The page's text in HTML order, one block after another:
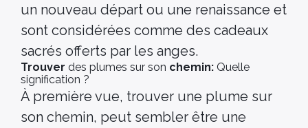
un nouveau départ ou une renaissance et
sont considérées comme des cadeaux
sacrés offerts par les anges.
Trouver des plumes sur son chemin: Quelle
signification ?
À première vue, trouver une plume sur
son chemin, peut sembler être une